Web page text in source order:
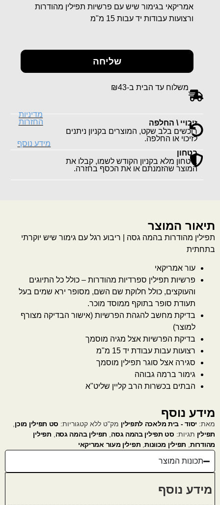
אמריקאי בגימור שיש עם פרשיות תפילין מהודרות
ורצועות עבודות יד עבות 15 מ"מ
שליחה
משלוח עד הבית ב-₪43
זיכויי \ החלפה
רוכשים בלב שקט, המוצרים בקניון ניתנים
לזיכוי או החלפה.
מדיניות
החזרות
בטחון
ביטחון מלא בקניון הקודש לשמו, קבלו את
המוצר שהזמנתם או את הכסף בחזרה.
מידע נוסף
תיאור המוצר
תפילין מהודרות בהמה גסה | ריבוע רגל עם גימור שיש יוקרתי
בתחתית
עור אמריקאי
פרשיות תפילין ספרדיות מהודרות – כולל כל התיוגים
והעוקצים, כולל חלוקת שם השם, מסופר ירא שמים בעל
תעודת סופר בתוקף ממוסד מוכר.
בדיקת מחשב להגהת הפרשיות (אישור הבדיקה מצורף
למוצר)
בדיקת הפרשיות אצל מגיה מוסמך
רצועות עבות עבודת יד 15 מ"מ
סגירה אצל סוגר תפילין מוסמך
גימור ברמה גבוהה
הבתים בכשרות הרב קליין שליט"א
מידע נוסף
מאת: יסוד - בית מלאכה לתפילין מק"ט ללא קטגוריות: סט תפילין מוכן
תפילין תגיות: סט תפילין בהמה גסה תפילין בהמה גסה
תפילין
מהודרות, תפילין מכוונות, תפילין מעור אמריקאי
תכונות המוצר
מידע נוסף